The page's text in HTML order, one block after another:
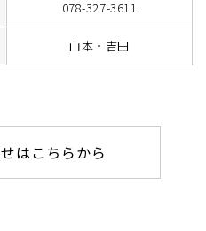
078-327-3611
山本・吉田
はこちらから